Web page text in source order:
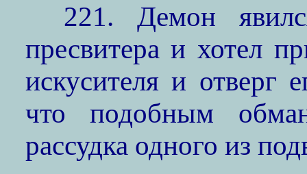
221. Демон
пресвитера и хотел
искусителя и отверг
что подобным
рассудка одного из